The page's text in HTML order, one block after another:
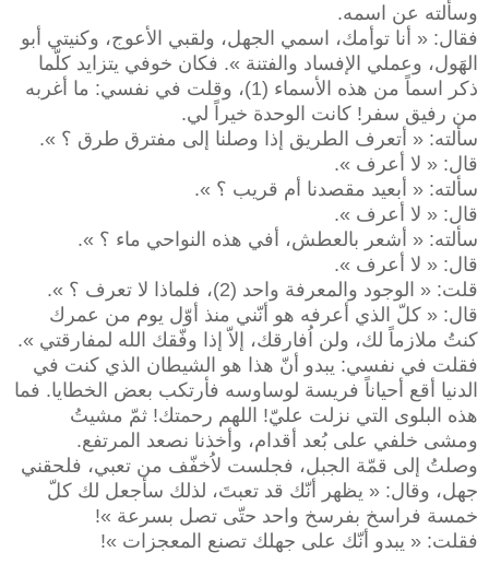
وسألته عن اسمه.
فقال: « أنا توأمك، اسمي الجهل، ولقبي الأعوج، وكنيتي أبو
الهَول، وعملي الإفساد والفتنة ». فكان خوفي يتزايد كلّما
ذكر اسماً من هذه الأسماء (1)، وقلت في نفسي: ما أغربه
من رفيق سفر! كانت الوحدة خيراً لي.
سألته: « أتعرف الطريق إذا وصلنا إلى مفترق طرق ؟ ».
قال: « لا أعرف ».
سألته: « أبعيد مقصدنا أم قريب ؟ ».
قال: « لا أعرف ».
سألته: « أشعر بالعطش، أفي هذه النواحي ماء ؟ ».
قال: « لا أعرف ».
قلت: « الوجود والمعرفة واحد (2)، فلماذا لا تعرف ؟ ».
قال: « كلّ الذي أعرفه هو أنّني منذ أوّل يوم من عمرك
كنتُ ملازماً لك، ولن اُفارقك، إلاّ إذا وفّقك الله لمفارقتي ».
فقلت في نفسي: يبدو أنّ هذا هو الشيطان الذي كنت في
الدنيا أقع أحياناً فريسة لوساوسه فأرتكب بعض الخطايا. فما
هذه البلوى التي نزلت عليّ! اللهم رحمتك! ثمّ مشيتُ
ومشى خلفي على بُعد أقدام، وأخذنا نصعد المرتفع.
وصلتُ إلى قمّة الجبل، فجلست لاُخفّف من تعبي، فلحقني
جهل، وقال: « يظهر أنّك قد تعبتَ، لذلك سأجعل لك كلّ
خمسة فراسخ بفرسخ واحد حتّى تصل بسرعة »!
فقلت: « يبدو أنّك على جهلك تصنع المعجزات »!